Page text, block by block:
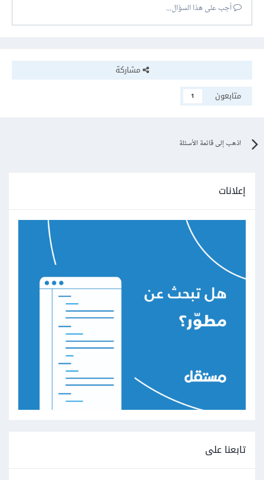
أجب على هذا السؤال...
مشاركة
متابعون
1
اذهب إلى قائمة الأسئلة
إعلانات
تابعنا على